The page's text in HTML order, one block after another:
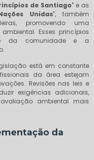
de Santiago' e as
Unidas', também
promovendo uma
Esses princípios
da comunidade e a
está em constante
da área estejam
Revisões nas leis e
exigências adicionais,
ambiental mais
da